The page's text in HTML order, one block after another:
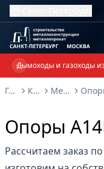
Дымоходы и газоходы
Previous slide
Главная
Каталог Металлоконструкции
Опоры
Рассчитаем заказ